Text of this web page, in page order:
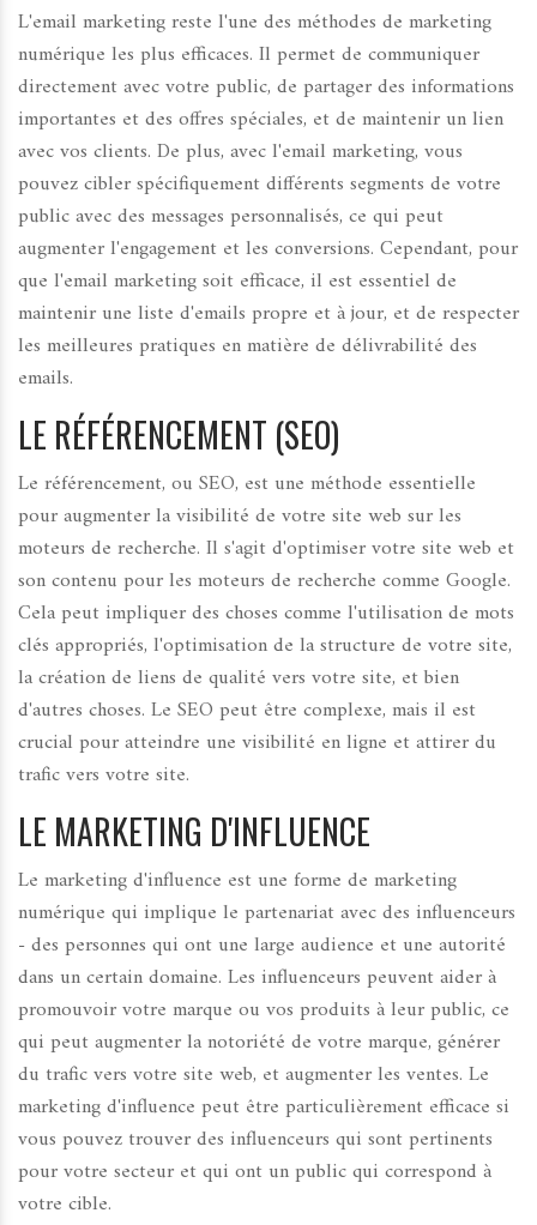
L'email marketing reste l'une des méthodes de marketing
numérique les plus efficaces. Il permet de communiquer
directement avec votre public, de partager des informations
importantes et des offres spéciales, et de maintenir un lien
avec vos clients. De plus, avec l'email marketing, vous
pouvez cibler spécifiquement différents segments de votre
public avec des messages personnalisés, ce qui peut
augmenter l'engagement et les conversions. Cependant, pour
que l'email marketing soit efficace, il est essentiel de
maintenir une liste d'emails propre et à jour, et de respecter
les meilleures pratiques en matière de délivrabilité des
emails.
LE RÉFÉRENCEMENT (SEO)
Le référencement, ou SEO, est une méthode essentielle
pour augmenter la visibilité de votre site web sur les
moteurs de recherche. Il s'agit d'optimiser votre site web et
son contenu pour les moteurs de recherche comme Google.
Cela peut impliquer des choses comme l'utilisation de mots
clés appropriés, l'optimisation de la structure de votre site,
la création de liens de qualité vers votre site, et bien
d'autres choses. Le SEO peut être complexe, mais il est
crucial pour atteindre une visibilité en ligne et attirer du
trafic vers votre site.
LE MARKETING D'INFLUENCE
Le marketing d'influence est une forme de marketing
numérique qui implique le partenariat avec des influenceurs
- des personnes qui ont une large audience et une autorité
dans un certain domaine. Les influenceurs peuvent aider à
promouvoir votre marque ou vos produits à leur public, ce
qui peut augmenter la notoriété de votre marque, générer
du trafic vers votre site web, et augmenter les ventes. Le
marketing d'influence peut être particulièrement efficace si
vous pouvez trouver des influenceurs qui sont pertinents
pour votre secteur et qui ont un public qui correspond à
votre cible.